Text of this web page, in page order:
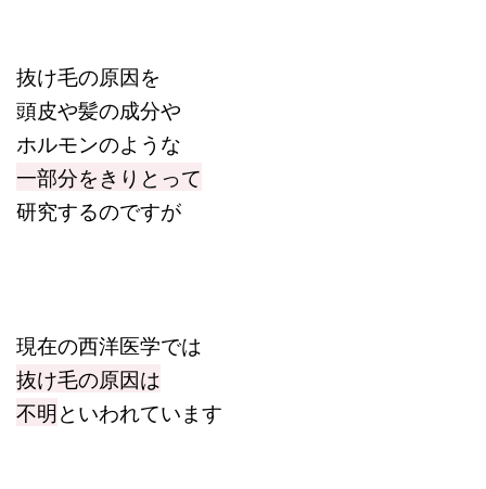
抜け毛の原因を
頭皮や髪の成分や
ホルモンのような
一部分をきりとって
研究するのですが
現在の西洋医学では
抜け毛の原因は
不明といわれています